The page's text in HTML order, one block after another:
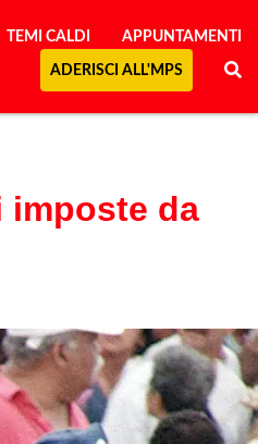
TEMI CALDI APPUNTAMENTI
ADERISCI ALL'MPS
imposte da